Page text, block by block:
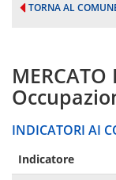
TORNA AL
MERCATO
INDICATORI AI
Indicatore